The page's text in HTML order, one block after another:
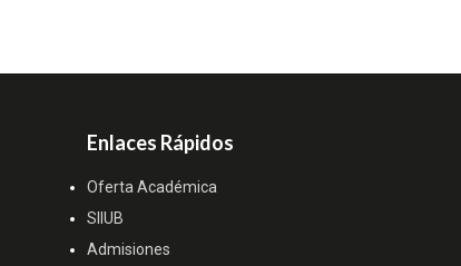
Enlaces Rápidos
Oferta Académica
SIIUB
Admisiones